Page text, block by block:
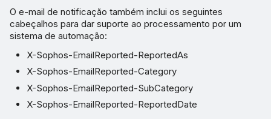
O e-mail de notificação também inclui os seguintes
cabeçalhos para dar suporte ao processamento por um
sistema de automação:
X-Sophos-EmailReported-ReportedAs
X-Sophos-EmailReported-Category
X-Sophos-EmailReported-SubCategory
X-Sophos-EmailReported-ReportedDate